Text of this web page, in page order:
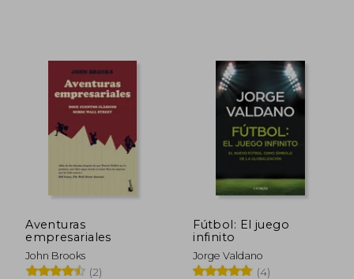
$ 140.694 30%
dcto.
Aventuras
empresariales
John Brooks
(2)
Fútbol: El juego
infinito
Jorge Valdano
(4)